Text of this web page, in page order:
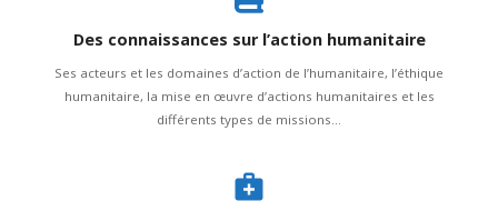
Des connaissances sur l’action humanitaire
Ses acteurs et les domaines d’action de l’humanitaire, l’éthique
humanitaire, la mise en œuvre d’actions humanitaires et les
différents types de missions...